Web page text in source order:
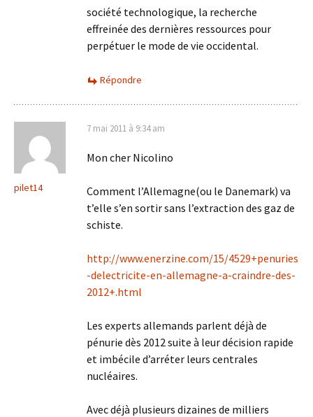
société technologique, la recherche
effreinée des dernières ressources pour
perpétuer le mode de vie occidental.
Répondre
pilet14
7 mai 2011 à 9:34 am
Mon cher Nicolino
Comment l’Allemagne(ou le Danemark) va
t’elle s’en sortir sans l’extraction des gaz de
schiste.
http://www.enerzine.com/15/4529+penuries
-delectricite-en-allemagne-a-craindre-des-
2012+.html
Les experts allemands parlent déjà de
pénurie dès 2012 suite à leur décision rapide
et imbécile d’arréter leurs centrales
nucléaires.
Avec déjà plusieurs dizaines de milliers